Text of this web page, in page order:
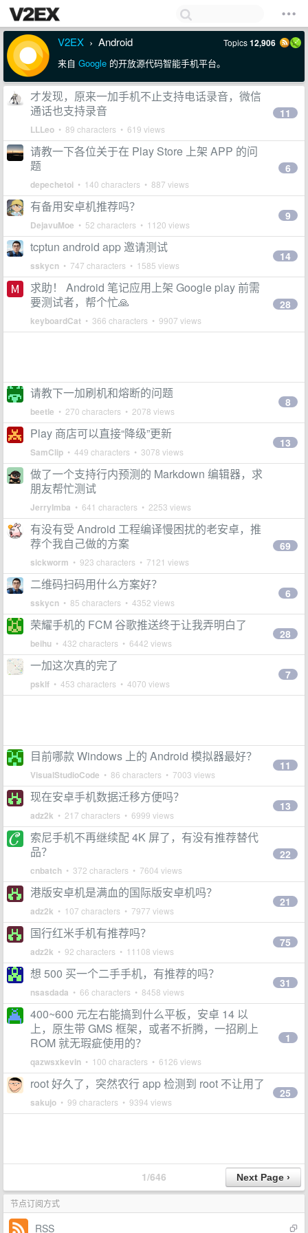
V2EX › Android Topics12,906
来自 Google 的开放源代码智能手机平台。
才发现，原来一加手机不止支持电话录音，微信
通话也支持录音
LLLeo • 89 characters • 619 views
11
请教一下各位关于在 Play Store 上架 APP 的问
题
depechetoi • 140 characters • 887 views
6
有备用安卓机推荐吗？
DejavuMoe • 52 characters • 1120 views
9
tcptun android app 邀请测试
sskycn • 747 characters • 1585 views
14
求助！ Android 笔记应用上架 Google play 前需
要测试者，帮个忙🙏
keyboardCat • 366 characters • 9907 views
28
请教下一加刷机和熔断的问题
beetle • 270 characters • 2078 views
8
Play 商店可以直接“降级”更新
SamClip • 449 characters • 3078 views
13
做了一个支持行内预测的 Markdown 编辑器，求
朋友帮忙测试
JerryImba • 641 characters • 2253 views
有没有受 Android 工程编译慢困扰的老安卓，推
荐个我自己做的方案
sickworm • 923 characters • 7121 views
69
二维码扫码用什么方案好？
sskycn • 85 characters • 4352 views
6
荣耀手机的 FCM 谷歌推送终于让我弄明白了
beihu • 432 characters • 6442 views
28
一加这次真的完了
psklf • 453 characters • 4070 views
7
目前哪款 Windows 上的 Android 模拟器最好？
VisualStudioCode • 86 characters • 7003 views
11
现在安卓手机数据迁移方便吗？
adz2k • 217 characters • 6999 views
13
索尼手机不再继续配 4K 屏了，有没有推荐替代
品？
cnbatch • 372 characters • 7604 views
22
港版安卓机是满血的国际版安卓机吗？
adz2k • 107 characters • 7977 views
21
国行红米手机有推荐吗？
adz2k • 92 characters • 11108 views
75
想 500 买一个二手手机，有推荐的吗？
nsasdada • 66 characters • 8458 views
31
400~600 元左右能搞到什么平板，安卓 14 以
上，原生带 GMS 框架，或者不折腾，一招刷上
ROM 就无瑕疵使用的？
qazwsxkevin • 100 characters • 6126 views
1
root 好久了，突然农行 app 检测到 root 不让用了
sakujo • 99 characters • 9394 views
25
1/646
节点订阅方式
RSS